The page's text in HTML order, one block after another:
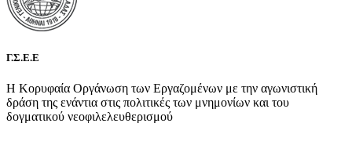
Γ.Σ.Ε.Ε
Η Κορυφαία Οργάνωση των Εργαζομένων με την αγωνιστική
δράση της ενάντια στις πολιτικές των μνημονίων και του
δογματικού νεοφιλελευθερισμού